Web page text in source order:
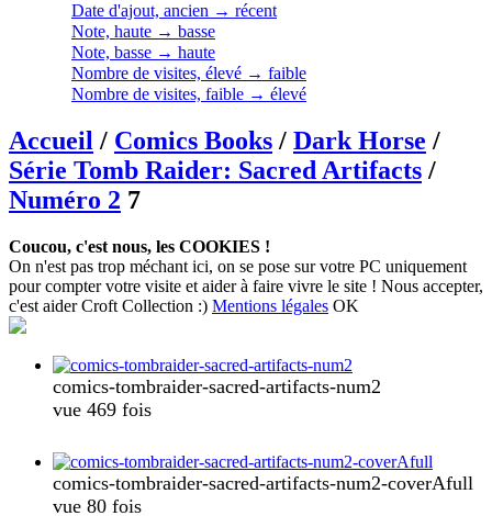
Date d'ajout, ancien → récent
Note, haute → basse
Note, basse → haute
Nombre de visites, élevé → faible
Nombre de visites, faible → élevé
Accueil / Comics Books / Dark Horse /
Série Tomb Raider: Sacred Artifacts /
Numéro 2 7
Coucou, c'est nous, les COOKIES !
On n'est pas trop méchant ici, on se pose sur votre PC uniquement
pour compter votre visite et aider à faire vivre le site ! Nous accepter,
c'est aider Croft Collection :) Mentions légales OK
comics-tombraider-sacred-artifacts-num2
vue 469 fois
comics-tombraider-sacred-artifacts-num2-coverAfull
vue 80 fois